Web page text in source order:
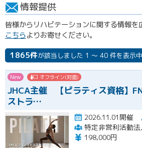
情報提供
皆様からリハビテーションに関する情報を
こちらよりお寄せください。
1865件が該当しました 1 ～ 40 件を表示中
New オフライン(対面)
JHCA主催 【ピラティス資格】
ストラ…
2026.11.01開催
198,000円